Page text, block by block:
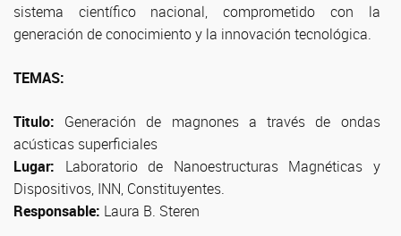
sistema científico nacional, comprometido con la
generación de conocimiento y la innovación tecnológica.
TEMAS:
Titulo: Generación de magnones a través de ondas
acústicas superficiales
Lugar: Laboratorio de Nanoestructuras Magnéticas y
Dispositivos, INN, Constituyentes.
Responsable: Laura B. Steren